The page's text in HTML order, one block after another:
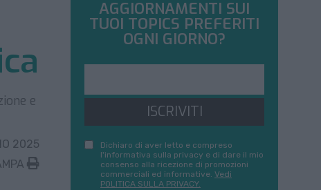
e
2025
AGGIORNAMENTI SUI
TUOI TOPICS PREFERITI
OGNI GIORNO?
ISCRIVITI
Dichiaro di aver letto e compreso
l'informativa sulla privacy e di dare il mio
consenso alla ricezione di promozioni
commerciali ed informative. Vedi
POLITICA SULLA PRIVACY.